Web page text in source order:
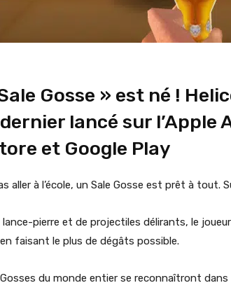
Gosse » est né !
lancé sur l’Apple
et Google Play
aller à l’école, un Sale Gosse est prêt à
lance-pierre et de projectiles délirants, le
faisant le plus de dégâts possible.
du monde entier se reconnaîtront